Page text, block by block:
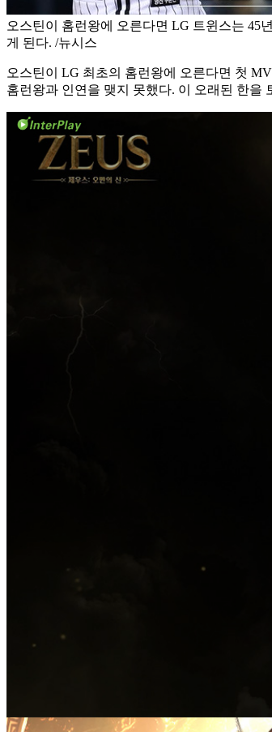
오스틴이 홈런왕에 오른다면 LG 트윈스는 45
게 된다. /뉴시스
오스틴이 LG 최초의 홈런왕에 오른다면 첫
홈런왕과 인연을 맺지 못했다. 이 오래된 한을